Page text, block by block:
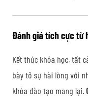
Đánh giá tích cực từ
Kết thúc khóa học, tất
bày tỏ sự hài lòng với
khóa đào tạo mang lại.